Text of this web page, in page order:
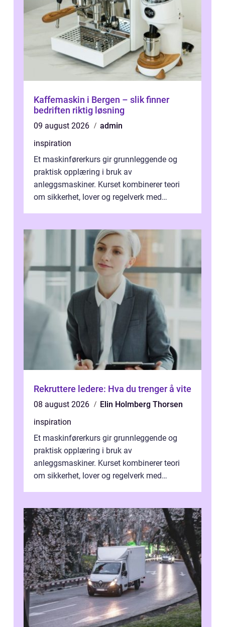
Kaffemaskin i Bergen – slik finner
bedriften riktig løsning
09 august 2026
admin
inspiration
Et maskinførerkurs gir grunnleggende og
praktisk opplæring i bruk av
anleggsmaskiner. Kurset kombinerer teori
om sikkerhet, lover og regelverk med
Rekruttere ledere: Hva du trenger å vite
08 august 2026
Elin Holmberg Thorsen
inspiration
Et maskinførerkurs gir grunnleggende og
praktisk opplæring i bruk av
anleggsmaskiner. Kurset kombinerer teori
om sikkerhet, lover og regelverk med